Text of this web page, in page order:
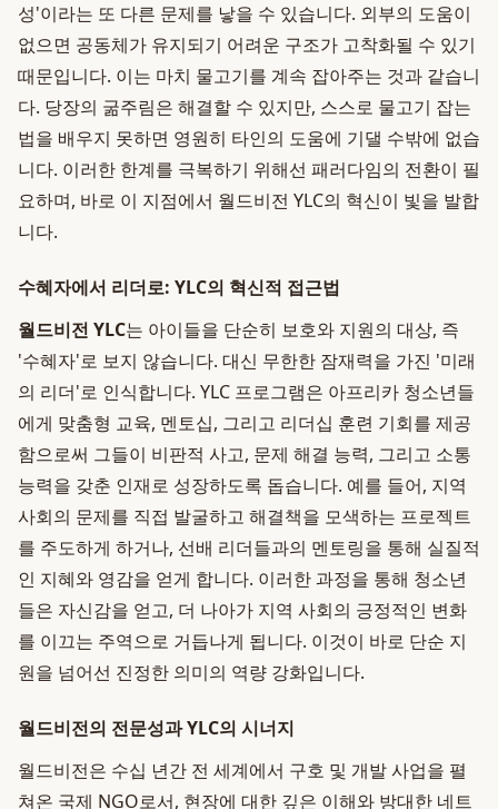
성'이라는 또 다른 문제를 낳을 수 있습니다. 외부의 도움이
없으면 공동체가 유지되기 어려운 구조가 고착화될 수 있기
때문입니다. 이는 마치 물고기를 계속 잡아주는 것과 같습니
다. 당장의 굶주림은 해결할 수 있지만, 스스로 물고기 잡는
법을 배우지 못하면 영원히 타인의 도움에 기댈 수밖에 없습
니다. 이러한 한계를 극복하기 위해선 패러다임의 전환이 필
요하며, 바로 이 지점에서 월드비전 YLC의 혁신이 빛을 발합
니다.
수혜자에서 리더로: YLC의 혁신적 접근법
월드비전 YLC는 아이들을 단순히 보호와 지원의 대상, 즉
'수혜자'로 보지 않습니다. 대신 무한한 잠재력을 가진 '미래
의 리더'로 인식합니다. YLC 프로그램은 아프리카 청소년들
에게 맞춤형 교육, 멘토십, 그리고 리더십 훈련 기회를 제공
함으로써 그들이 비판적 사고, 문제 해결 능력, 그리고 소통
능력을 갖춘 인재로 성장하도록 돕습니다. 예를 들어, 지역
사회의 문제를 직접 발굴하고 해결책을 모색하는 프로젝트
를 주도하게 하거나, 선배 리더들과의 멘토링을 통해 실질적
인 지혜와 영감을 얻게 합니다. 이러한 과정을 통해 청소년
들은 자신감을 얻고, 더 나아가 지역 사회의 긍정적인 변화
를 이끄는 주역으로 거듭나게 됩니다. 이것이 바로 단순 지
원을 넘어선 진정한 의미의 역량 강화입니다.
월드비전의 전문성과 YLC의 시너지
월드비전은 수십 년간 전 세계에서 구호 및 개발 사업을 펼
쳐온 국제 NGO로서, 현장에 대한 깊은 이해와 방대한 네트